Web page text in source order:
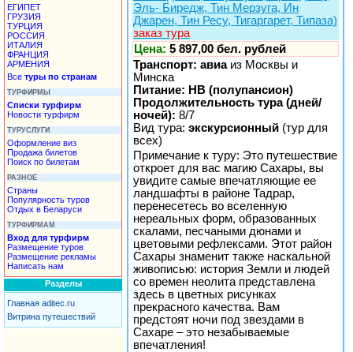
ЕГИПЕТ
ГРУЗИЯ
ТУРЦИЯ
РОССИЯ
ИТАЛИЯ
ФРАНЦИЯ
АРМЕНИЯ
Все туры по странам
ТУРФИРМЫ
Списки турфирм
Новости турфирм
ТУРУСЛУГИ
Оформление виз
Продажа билетов
Поиск по билетам
РАЗНОЕ
Страны
Популярность туров
Отдых в Беларуси
ТУРФИРМАМ
Вход для турфирм
Размещение туров
Размещение рекламы
Написать нам
Разделы
Главная aditec.ru
Витрина путешествий
Эль- Биредж, Тин Мерзуга, Ин
Джарен, Тин Ресу, Тигаргарет, Типаза)
заказ тура
Цена: 5 897,00 бел. рублей
Транспорт: авиаиз Москвы и
Минска
Питание: HB (полупансион)
Продолжительность тура (дней/
ночей): 8/7
Вид тура: экскурсионный (тур для
всех)
Примечание к туру: Это путешествие
откроет для вас магию Сахары, вы
увидите самые впечатляющие ее
ландшафты в районе Тадрар,
перенесетесь во вселенную
нереальных форм, образованных
скалами, песчаными дюнами и
цветовыми рефлексами. Этот район
Сахары знаменит также наскальной
живописью: история Земли и людей
со времен неолита представлена
здесь в цветных рисунках
прекрасного качества. Вам
предстоят ночи под звездами в
Сахаре – это незабываемые
впечатления!